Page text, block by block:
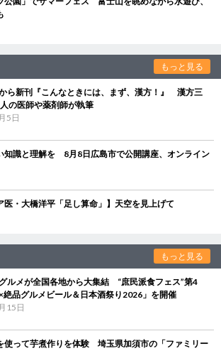
もっと見る
ら新刊『こんなときには、まず、漢方！』 漢方三
の医師や薬剤師が執筆
5日
知識と理解を 8月8日広島市で公開講座、オンライン
医・大橋洋平「足し算命」】天空を見上げて
もっと見る
ルメが全国各地から大集結 “庶民派食フェス”第4
絶品グルメビール＆日本酒祭り2026」を開催
15日
使って芋煮作りを体験 埼玉県加須市の「ファミリー